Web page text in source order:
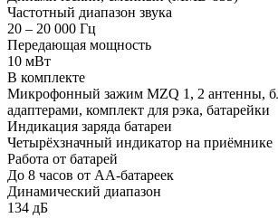
Частотный диапазон звука
20 – 20 000 Гц
Передающая мощность
10 мВт
В комплекте
Микрофонный зажим MZQ 1, 2 антенны,
адаптерами, комплект для рэка, батарейки
Индикация заряда батареи
Четырёхзначный индикатор на приёмнике
Работа от батарей
До 8 часов от AA-батареек
Динамический диапазон
134 дБ